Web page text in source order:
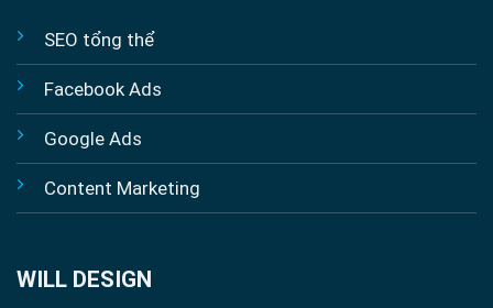
SEO tổng thể
Facebook Ads
Google Ads
Content Marketing
WILL DESIGN